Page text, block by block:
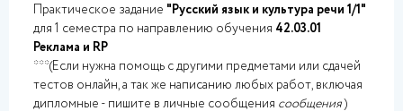
Практическое задание "Русский язык и культура речи 1/1"
для 1 семестра по направлению обучения 42.03.01
Реклама и RP
***(Если нужна помощь с другими предметами или сдачей
тестов онлайн, а так же написанию любых работ, включая
дипломные - пишите в личные сообщения сообщения)